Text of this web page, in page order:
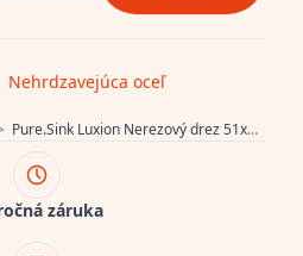
Pure.Sink Luxion Nerezový drez 51x50 cm Tapwing s otvorom pre batériu PLX5150T-02
Nehrdzavejúca oceľ
záruka